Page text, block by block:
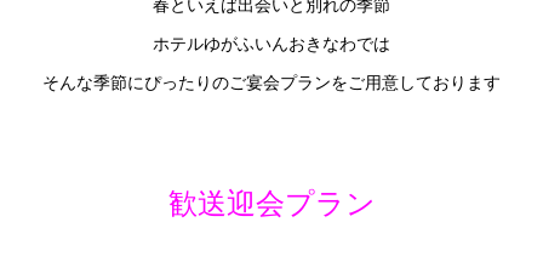
春といえば出会いと別れの季節
ホテルゆがふいんおきなわでは
そんな季節にぴったりのご宴会プランをご用意しております
歓送迎会プラン